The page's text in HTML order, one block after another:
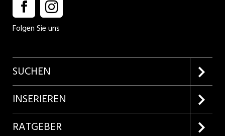
Folgen Sie uns
SUCHEN
Firmenprofile entdecken
Lehrstellen suchen
INSERIEREN
Kundenlogin
RATGEBER